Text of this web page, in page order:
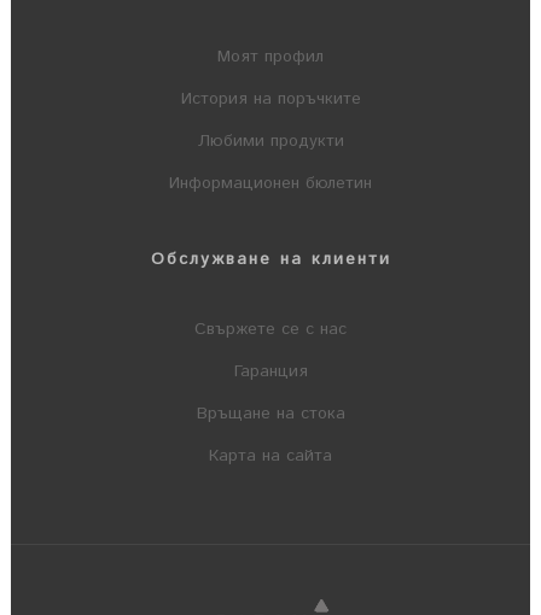
Моят профил
История на поръчките
Любими продукти
Информационен бюлетин
Обслужване на клиенти
Свържете се с нас
Гаранция
Връщане на стока
Карта на сайта